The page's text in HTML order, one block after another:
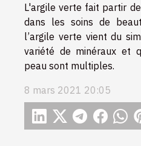
L'argile verte fait partir
dans les soins de
l’argile verte vient du
variété de minéraux et
peau sont multiples.
8 mars 2021 20:05